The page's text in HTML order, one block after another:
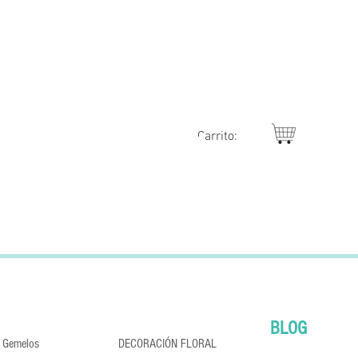
Carrito:
DECORACIÓN FLORAL
BLOG